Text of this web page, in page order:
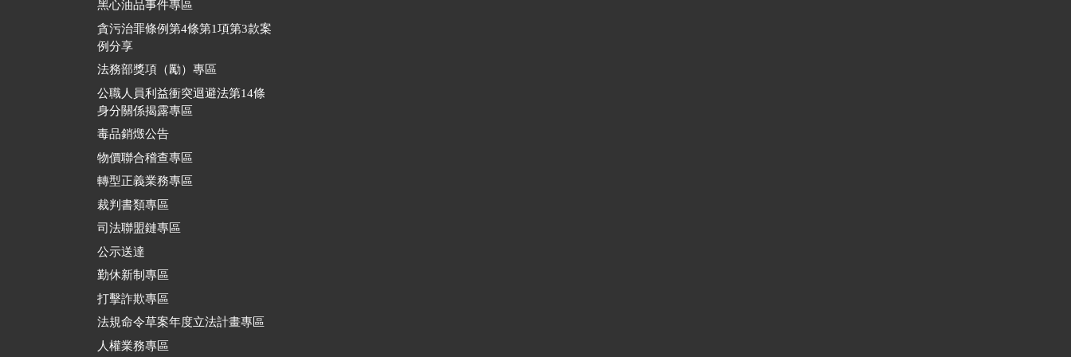
黑心油品事件專區
貪污治罪條例第4條第1項第3款案
例分享
法務部獎項（勵）專區
公職人員利益衝突迴避法第14條
身分關係揭露專區
毒品銷燬公告
物價聯合稽查專區
轉型正義業務專區
裁判書類專區
司法聯盟鏈專區
公示送達
勤休新制專區
打擊詐欺專區
法規命令草案年度立法計畫專區
人權業務專區